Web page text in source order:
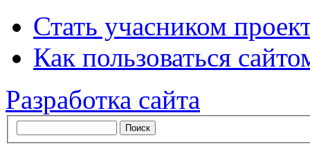
Стать учасником
Как пользоваться
Разработка сайта